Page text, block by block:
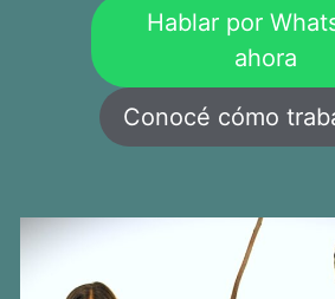
Hablar por
ahora
Conocé cómo